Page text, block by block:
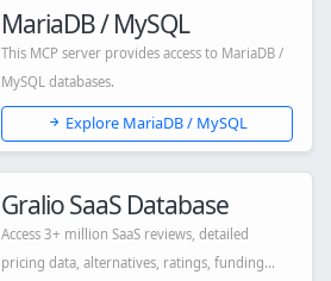
MariaDB / MySQL
This MCP server provides access to MariaDB /
MySQL databases.
Explore MariaDB / MySQL
Gralio SaaS Database
Access 3+ million SaaS reviews, detailed
pricing data, alternatives, ratings, funding